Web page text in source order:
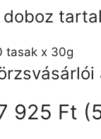
doboz
tasak x 30g
925 Ft